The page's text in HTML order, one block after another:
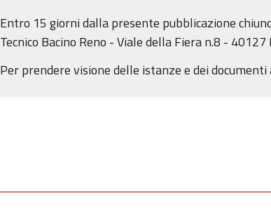
Entro 15 giorni dalla presente pubblicazione
Tecnico Bacino Reno - Viale della Fiera n.8 - 40127
Per prendere visione delle istanze e dei